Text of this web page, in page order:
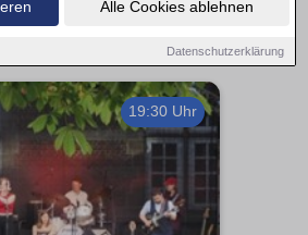
Alle Cookies ablehnen
Datenschutzerklärung
19:30 Uhr